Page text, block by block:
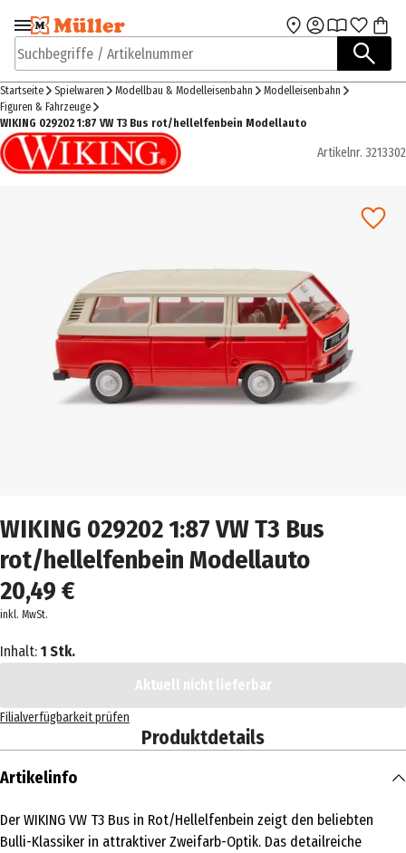
Zur Navigation
springen
Zum Hauptinhalt
Suchbegriffe / Artikelnummer
Startseite Spielwaren Modellbau & Modelleisenbahn
Modelleisenbahn
Figuren & Fahrzeuge
WIKING 029202 1:87 VW T3 Bus rot/hellelfenbein Modellauto
Artikelnr. 3213302
WIKING 029202 1:87 VW T3 Bus
rot/hellelfenbein Modellauto
20,49 €
inkl. MwSt.
Inhalt: 1 Stk.
Aktuell nicht lieferbar
Filialverfügbarkeit prüfen
Produktdetails
Artikelinfo
Der WIKING VW T3 Bus in Rot/Hellelfenbein zeigt den beliebten
Bulli-Klassiker in attraktiver Zweifarb-Optik. Das detailreiche